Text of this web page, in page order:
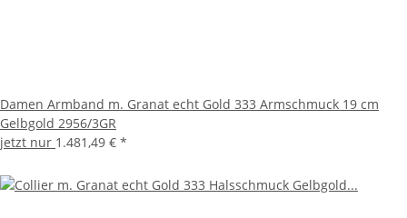
Damen Armband m. Granat echt Gold 333 Armschmuck 19 cm
Gelbgold 2956/3GR
jetzt nur 1.481,49 € *